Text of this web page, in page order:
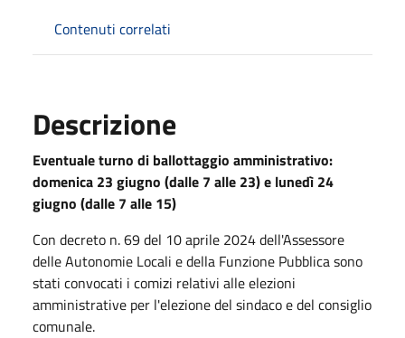
Contenuti correlati
Descrizione
Eventuale turno di ballottaggio amministrativo:
domenica 23 giugno (dalle 7 alle 23) e lunedì 24
giugno (dalle 7 alle 15)
Con decreto n. 69 del 10 aprile 2024 dell'Assessore
delle Autonomie Locali e della Funzione Pubblica sono
stati convocati i comizi relativi alle elezioni
amministrative per l'elezione del sindaco e del consiglio
comunale.